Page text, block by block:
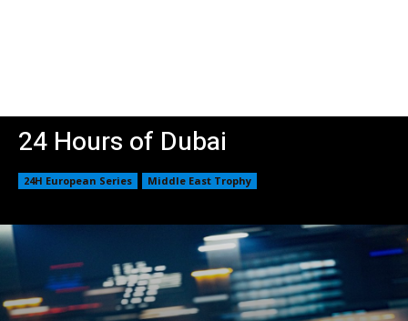
24 Hours of Dubai
24H European Series Middle East Trophy